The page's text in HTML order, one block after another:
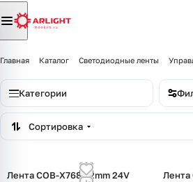
Главная Каталог Светодиодные ленты
Категории
Сортировка
Лента COB-X768-12mm 24V
Лента